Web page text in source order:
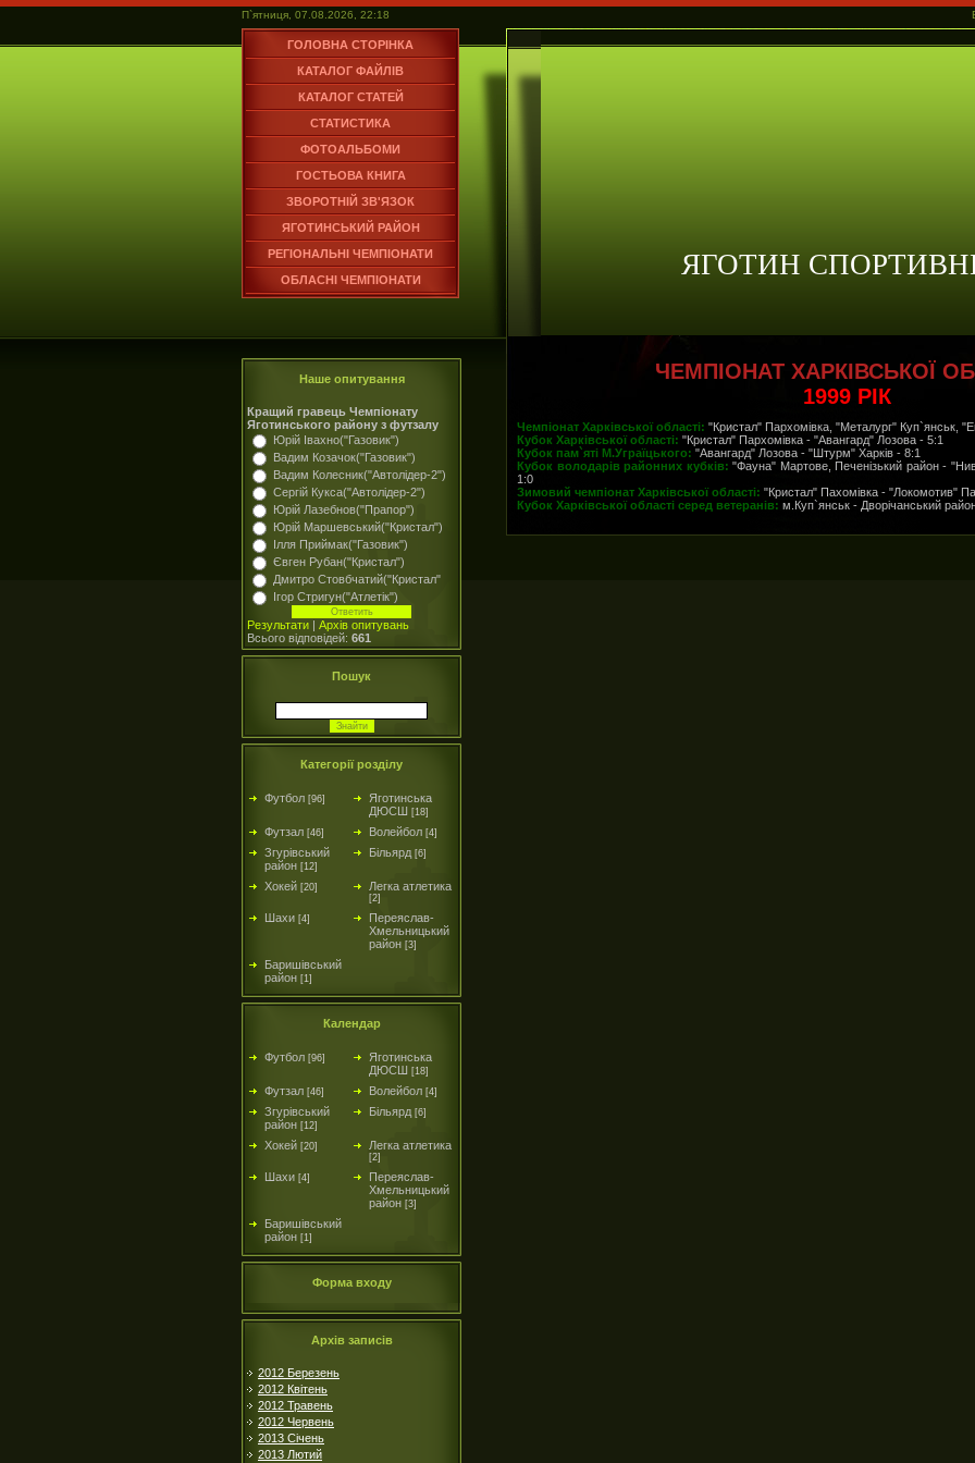
П`ятниця, 07.08.2026, 22:18
ГОЛОВНА СТОРІНКА
КАТАЛОГ ФАЙЛІВ
КАТАЛОГ СТАТЕЙ
СТАТИСТИКА
ФОТОАЛЬБОМИ
ГОСТЬОВА КНИГА
ЗВОРОТНІЙ ЗВ'ЯЗОК
ЯГОТИНСЬКИЙ РАЙОН
РЕГІОНАЛЬНІ ЧЕМПІОНАТИ
ОБЛАСНІ ЧЕМПІОНАТИ
ЯГОТИН
Наше опитування
Кращий гравець Чемпіонату
Яготинського району з футзалу
Юрій Івахно("Газовик")
Вадим Козачок("Газовик")
Вадим Колесник("Автолідер-2")
Сергій Кукса("Автолідер-2")
Юрій Лазебнов("Прапор")
Юрій Маршевський("Кристал")
Ілля Приймак("Газовик")
Євген Рубан("Кристал")
Дмитро Стовбчатий("Кристал"
Ігор Стригун("Атлетік")
Результати | Архів опитувань
Всього відповідей: 661
Пошук
Категорії розділу
Футбол [96]
Яготинська
ДЮСШ [18]
Футзал [46] Волейбол [4]
Згурівський
район [12]
Більярд [6]
Хокей [20] Легка атлетика
[2]
Шахи [4]
Переяслав-
Хмельницький
район [3]
Баришівський
район [1]
Календар
Футбол [96]
Яготинська
ДЮСШ [18]
Футзал [46] Волейбол [4]
Згурівський
район [12]
Більярд [6]
Хокей [20] Легка атлетика
[2]
Шахи [4]
Переяслав-
Хмельницький
район [3]
Баришівський
район [1]
Форма входу
Архів записів
2012 Березень
2012 Квітень
2012 Травень
2012 Червень
2013 Січень
2013 Лютий
ЧЕМПІОНАТ ХАРКІВСЬКОЇ
1999 РІК
Чемпіонат Харківської області: "Кристал" Пархомівка, "Металург" Куп`янськ,
Кубок Харківської області: "Кристал" Пархомівка - "Авангард" Лозова - 5:1
Кубок пам`яті М.Уграїцького: "Авангард" Лозова - "Штурм" Харків - 8:1
Кубок володарів районних кубків: "Фауна" Мартове, Печенізький район -
1:0
Зимовий чемпіонат Харківської області: "Кристал" Пахомівка - "Локомотив"
Кубок Харківської області серед ветеранів: м.Куп`янськ - Дворічанський